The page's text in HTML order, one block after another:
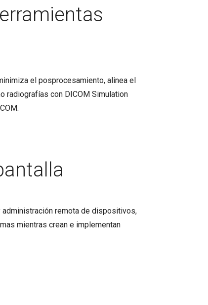
el posprocesamiento, alinea el
radiografías con DICOM Simulation
administración remota de dispositivos,
mientras crean e implementan